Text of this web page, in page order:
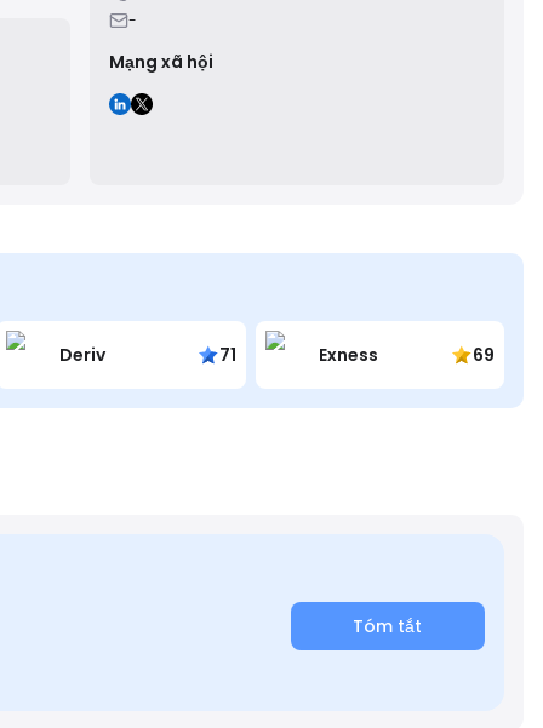
-
Mạng xã hội
Deriv 71 Exness 69
Tóm tắt